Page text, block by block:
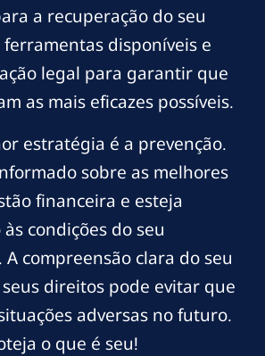
a recuperação do seu
disponíveis e
legal para garantir que
as mais eficazes possíveis.
estratégia é a prevenção.
sobre as melhores
financeira e esteja
condições do seu
compreensão clara do seu
direitos pode evitar que
adversas no futuro.
o que é seu!